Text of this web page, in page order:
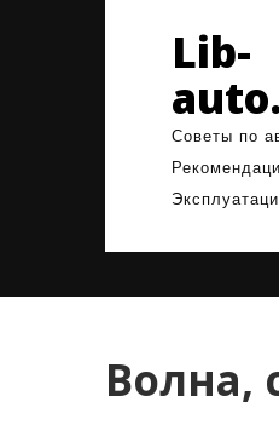
Lib-
Советы по
Волна,